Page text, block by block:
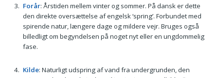
Forår: Årstiden mellem vinter og sommer. På dansk er dette
den direkte oversættelse af engelsk ‘spring’. Forbundet med
spirende natur, længere dage og mildere vejr. Bruges også
billedligt om begyndelsen på noget nyt eller en ungdommelig
fase.
Kilde: Naturligt udspring af vand fra undergrunden, den